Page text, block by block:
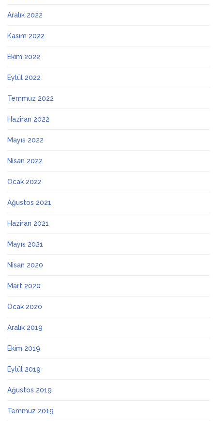
Aralık 2022
Kasım 2022
Ekim 2022
Eylül 2022
Temmuz 2022
Haziran 2022
Mayıs 2022
Nisan 2022
Ocak 2022
Ağustos 2021
Haziran 2021
Mayıs 2021
Nisan 2020
Mart 2020
Ocak 2020
Aralık 2019
Ekim 2019
Eylül 2019
Ağustos 2019
Temmuz 2019